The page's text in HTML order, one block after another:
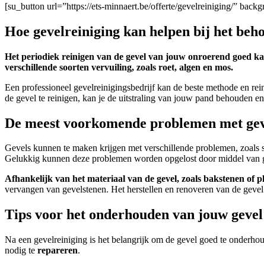
[su_button url=”https://ets-minnaert.be/offerte/gevelreiniging/”
Hoe gevelreiniging kan helpen bij het
Het periodiek reinigen van de gevel van jouw onroerend goed
verschillende soorten vervuiling, zoals roet, algen en mos.
Een professioneel gevelreinigingsbedrijf kan de beste methode en
de gevel te reinigen, kan je de uitstraling van jouw pand behouden
De meest voorkomende problemen met
Gevels kunnen te maken krijgen met verschillende problemen, zoals
Gelukkig kunnen deze problemen worden opgelost door middel van
Afhankelijk van het materiaal van de gevel, zoals bakstenen of
vervangen van gevelstenen. Het herstellen en renoveren van de
Tips voor het onderhouden van jouw
Na een gevelreiniging is het belangrijk om de gevel goed te
nodig te repareren.